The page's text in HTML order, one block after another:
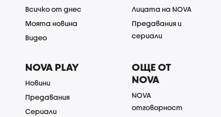
Всичко от днес
Моята новина
Видео
Лицата на NOVA
Предавания и
сериали
NOVA PLAY
Новини
Предавания
Сериали
ОЩЕ ОТ
NOVA
NOVA
отговорност